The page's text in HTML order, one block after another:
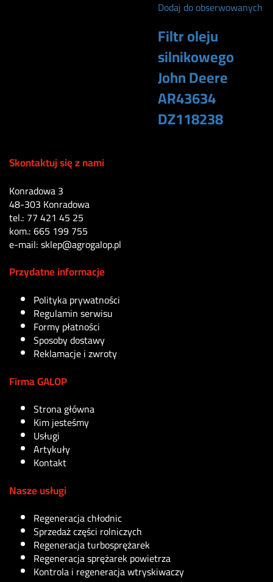
Dodaj do obserwowanych
Filtr oleju
silnikowego
John Deere
AR43634
DZ118238
Skontaktuj się z nami
Konradowa 3
48-303 Konradowa
tel.: 77 421 45 25
kom.: 665 199 755
e-mail: sklep@agrogalop.pl
Przydatne informacje
Polityka prywatności
Regulamin serwisu
Formy płatności
Sposoby dostawy
Reklamacje i zwroty
Firma GALOP
Strona główna
Kim jesteśmy
Usługi
Artykuły
Kontakt
Nasze usługi
Regeneracja chłodnic
Sprzedaż części rolniczych
Regeneracja turbosprężarek
Regeneracja sprężarek powietrza
Kontrola i regeneracja wtryskiwaczy